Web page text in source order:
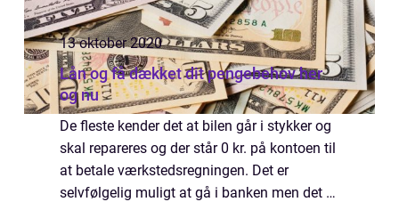
13 oktober 2020
Lån og få dækket dit pengebehov her
og nu
De fleste kender det at bilen går i stykker og
skal repareres og der står 0 kr. på kontoen til
at betale værkstedsregningen. Det er
selvfølgelig muligt at gå i banken men det er